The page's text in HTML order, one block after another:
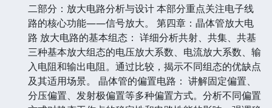
二部分：放大电路分析与设计 本部分重点关注电子线
路的核心功能——信号放大。 第四章：晶体管放大电
路 放大电路的基本组态： 详细分析共射、共集、共基
三种基本放大组态的电压放大系数、电流放大系数、输
入电阻和输出电阻。通过比较，揭示不同组态的优缺点
及其适用场景。 晶体管的偏置电路： 讲解固定偏置、
分压偏置、发射极偏置等多种偏置方式。分析不同偏置